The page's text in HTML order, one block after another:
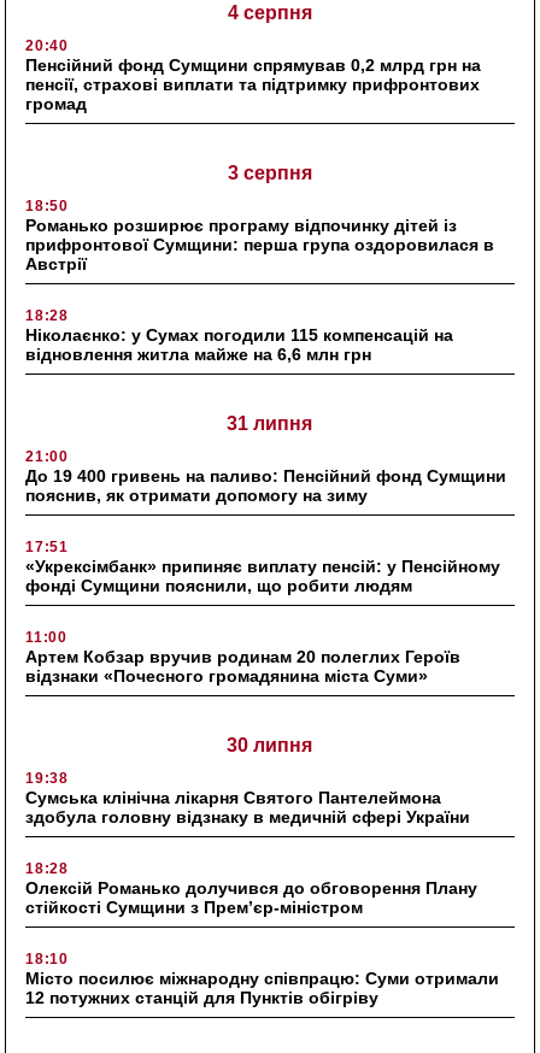
4 серпня
20:40
Пенсійний фонд Сумщини спрямував 0,2 млрд грн на
пенсії, страхові виплати та підтримку прифронтових
громад
3 серпня
18:50
Романько розширює програму відпочинку дітей із
прифронтової Сумщини: перша група оздоровилася в
Австрії
18:28
Ніколаєнко: у Сумах погодили 115 компенсацій на
відновлення житла майже на 6,6 млн грн
31 липня
21:00
До 19 400 гривень на паливо: Пенсійний фонд Сумщини
пояснив, як отримати допомогу на зиму
17:51
«Укрексімбанк» припиняє виплату пенсій: у Пенсійному
фонді Сумщини пояснили, що робити людям
11:00
Артем Кобзар вручив родинам 20 полеглих Героїв
відзнаки «Почесного громадянина міста Суми»
30 липня
19:38
Сумська клінічна лікарня Святого Пантелеймона
здобула головну відзнаку в медичній сфері України
18:28
Олексій Романько долучився до обговорення Плану
стійкості Сумщини з Прем’єр-міністром
18:10
Місто посилює міжнародну співпрацю: Суми отримали
12 потужних станцій для Пунктів обігріву